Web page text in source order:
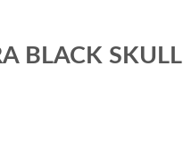
BLACK SKULL